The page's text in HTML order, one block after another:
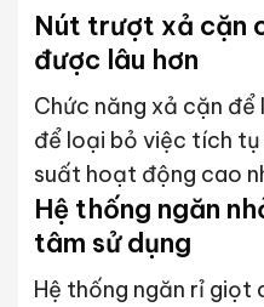
Nút trượt xả cặn
được lâu hơn
Chức năng xả cặn
để loại bỏ việc tích
suất hoạt động cao
Hệ thống ngăn
tâm sử dụng
Hệ thống ngăn rỉ giọt